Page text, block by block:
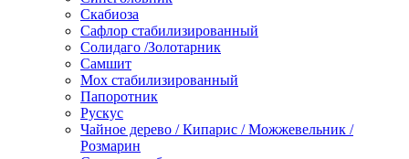
Скабиоза
Сафлор стабилизированный
Солидаго /Золотарник
Самшит
Мох стабилизированный
Папоротник
Рускус
Чайное дерево / Кипарис / Можжевельник /
Розмарин